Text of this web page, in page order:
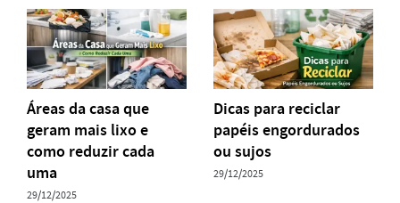
Áreas da casa que
geram mais lixo e
como reduzir cada
uma
29/12/2025
Dicas para reciclar
papéis engordurados
ou sujos
29/12/2025